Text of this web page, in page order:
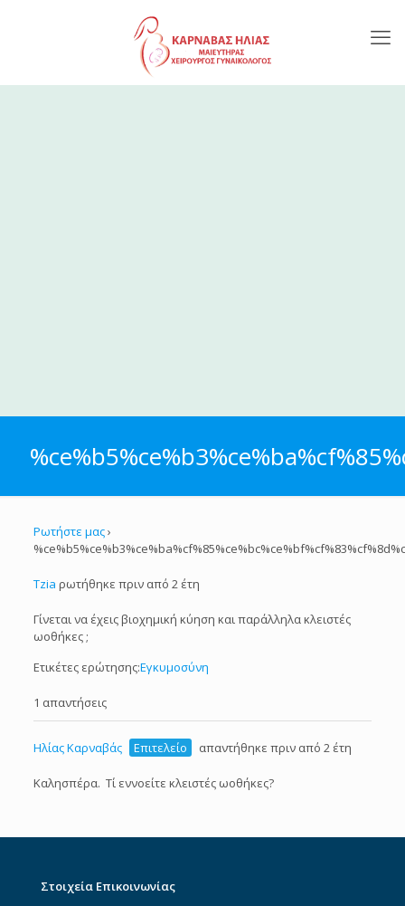
Ρωτήστε μας›
Tzia ρωτήθηκε πριν από 2 έτη
Γίνεται να έχεις βιοχημική κύηση και παράλληλα κλειστές
ωοθήκες ;
Ετικέτες ερώτησης:Εγκυμοσύνη
1 απαντήσεις
Ηλίας Καρναβάς Επιτελείο απαντήθηκε πριν από 2 έτη
Καλησπέρα. Τί εννοείτε κλειστές ωοθήκες?
Στοιχεία Επικοινωνίας